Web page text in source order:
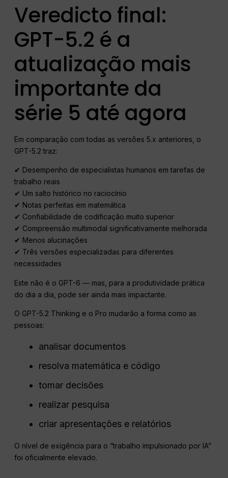
Veredicto final:
GPT-5.2 é a
atualização mais
importante da
série 5 até agora
Em comparação com todas as versões 5.x anteriores, o
GPT-5.2 traz:
✔ Desempenho de especialistas humanos em tarefas de
trabalho reais
✔ Um salto histórico no raciocínio
✔ Notas perfeitas em matemática
✔ Confiabilidade de codificação muito superior
✔ Compreensão multimodal significativamente melhorada
✔ Menos alucinações
✔ Três versões especializadas para diferentes
necessidades
Este não é o GPT-6 — mas, para a produtividade prática
do dia a dia, pode ser ainda mais impactante.
O GPT-5.2 Thinking e o Pro mudarão a forma como as
pessoas:
analisar documentos
resolva matemática e código
tomar decisões
realizar pesquisa
criar apresentações e relatórios
O nível de exigência para o “trabalho impulsionado por IA”
foi oficialmente elevado.